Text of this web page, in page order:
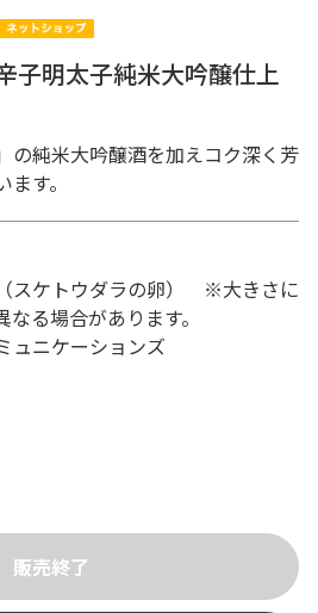
子明太子純米大吟醸仕上
の純米大吟醸酒を加えコク深く芳
す。
スケトウダラの卵） ※大きさに
なる場合があります。
ュニケーションズ